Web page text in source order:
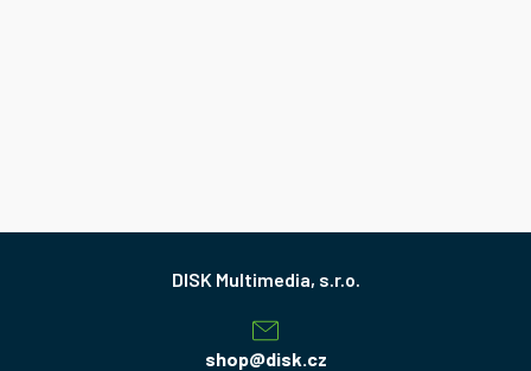
shop@disk.cz